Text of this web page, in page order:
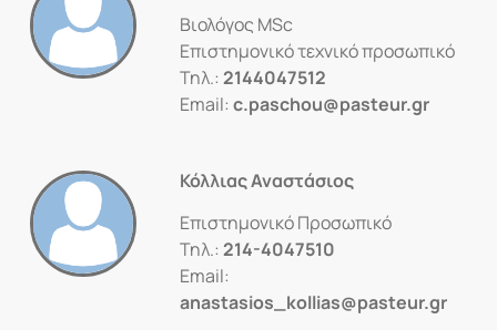
Βιολόγος MSc
Επιστημονικό τεχνικό προσωπικό
Τηλ.: 2144047512
Email: c.paschou@pasteur.gr
Κόλλιας Αναστάσιος
Επιστημονικό Προσωπικό
Τηλ.: 214-4047510
Email:
anastasios_kollias@pasteur.gr